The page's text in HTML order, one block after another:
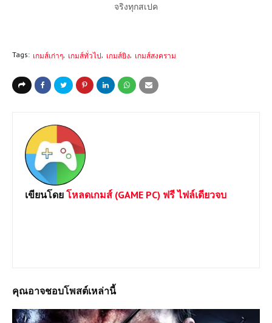
จริงทุกสเปค
Tags: เกมส์เก่าๆ เกมส์ทั่วไป เกมส์ยิง เกมส์สงคราม
เขียนโดย โหลดเกมส์ (GAME PC) ฟรี ไฟล์เดียวจบ
คุณอาจชอบโพสต์เหล่านี้